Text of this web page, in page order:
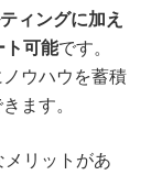
ィングに加え
ト可能です。
ウハウを蓄積
ます。
リットがあ